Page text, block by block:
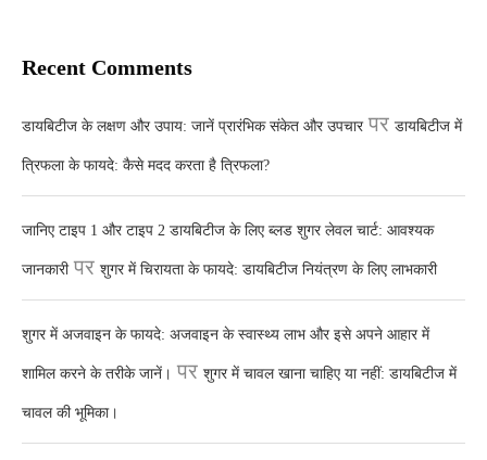
Recent Comments
डायबिटीज के लक्षण और उपाय: जानें प्रारंभिक संकेत और उपचारपर डायबिटीज में
त्रिफला के फायदे: कैसे मदद करता है त्रिफला?
जानिए टाइप 1 और टाइप 2 डायबिटीज के लिए ब्लड शुगर लेवल चार्ट: आवश्यक
जानकारीपर शुगर में चिरायता के फायदे: डायबिटीज नियंत्रण के लिए लाभकारी
शुगर में अजवाइन के फायदे: अजवाइन के स्वास्थ्य लाभ और इसे अपने आहार में
शामिल करने के तरीके जानें। पर शुगर में चावल खाना चाहिए या नहीं: डायबिटीज में
चावल की भूमिका।